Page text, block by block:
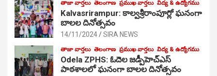
తాజా వార్తలు తెలంగాణ ప్రముఖ వార్తలు విద్య & ఉద్యోగము
Kalvasrirampur: కాల్వశ్రీరాంపూర్లో ఘనంగా
బాలల దినోత్సవం
14/11/2024 SIRA NEWS
తాజా వార్తలు తెలంగాణ ప్రముఖ వార్తలు విద్య & ఉద్యోగము
Odela ZPHS: ఓదెల జ‌డ్పీహెచ్ఎస్
పాఠ‌శాల‌లో ఘనంగా బాలల దినోత్సవం